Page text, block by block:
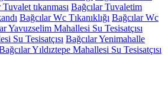
Tuvalet tıkanması Bağcılar Tuvaletim
Bağcılar Wc Tıkanıklığı Bağcılar Wc
Yavuzselim Mahallesi Su Tesisatçısı
Su Tesisatçısı Bağcılar Yenimahalle
Yıldıztepe Mahallesi Su Tesisatçısı